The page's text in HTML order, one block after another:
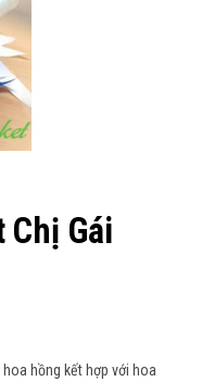
Chị Gái
hồng kết hợp với hoa